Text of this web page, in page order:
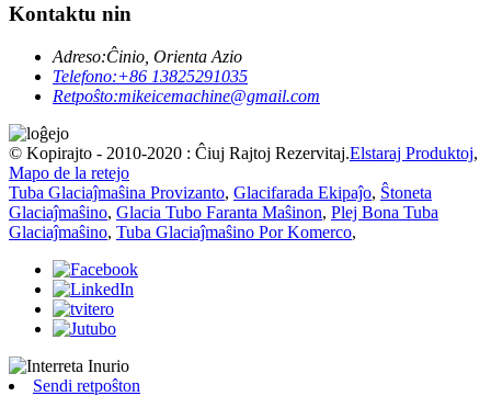
Kontaktu nin
Adreso:Ĉinio, Orienta Azio
Telefono:+86 13825291035
Retpoŝto:mikeicemachine@gmail.com
© Kopirajto - 2010-2020 : Ĉiuj Rajtoj Rezervitaj.Elstaraj Produktoj,
Mapo de la retejo
Tuba Glaciaĵmaŝina Provizanto, Glacifarada Ekipaĵo, Ŝtoneta
Glaciaĵmaŝino, Glacia Tubo Faranta Maŝinon, Plej Bona Tuba
Glaciaĵmaŝino, Tuba Glaciaĵmaŝino Por Komerco,
Sendi retpoŝton